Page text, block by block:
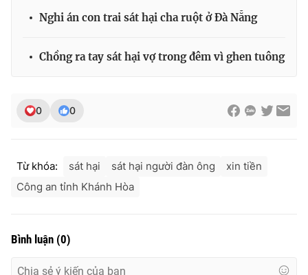
Nghi án con trai sát hại cha ruột ở Đà Nẵng
Chồng ra tay sát hại vợ trong đêm vì ghen tuông
0 0
Từ khóa: sát hại sát hại người đàn ông
xin tiền
Công an tỉnh Khánh Hòa
Bình luận (0)